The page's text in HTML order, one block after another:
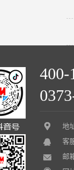
400-
地
客
邮